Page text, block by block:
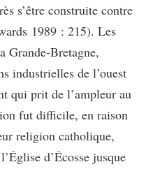
s’être construite contre
1989 : 215). Les
Grande-Bretagne,
industrielles de l’ouest
qui prit de l’ampleur au
fut difficile, en raison
religion catholique,
d’Écosse jusque